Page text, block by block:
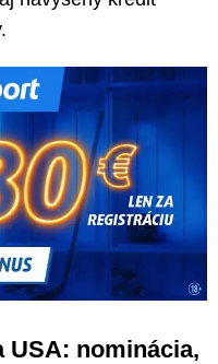
USA: nominácia,